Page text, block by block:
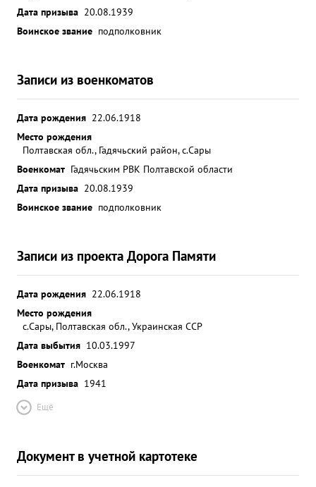
Дата призыва 20.08.1939
Воинское звание подполковник
Записи из военкоматов
Дата рождения 22.06.1918
Место рождения
Полтавская обл., Гадячьский район, с.Сары
Военкомат Гадячьским РВК Полтавской области
Дата призыва 20.08.1939
Воинское звание подполковник
Записи из проекта Дорога Памяти
Дата рождения 22.06.1918
Место рождения
с.Сары, Полтавская обл., Украинская ССР
Дата выбытия 10.03.1997
Военкомат г.Москва
Дата призыва 1941
Ещё
Документ в учетной картотеке